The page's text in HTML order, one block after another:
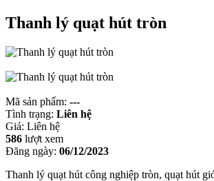
Thanh lý quạt hút tròn
Mã sản phẩm: ---
Tình trạng: Liên hệ
Giá: Liên hệ
586 lượt xem
Đăng ngày: 06/12/2023
Thanh lý quạt hút công nghiệp tròn, quạt hút